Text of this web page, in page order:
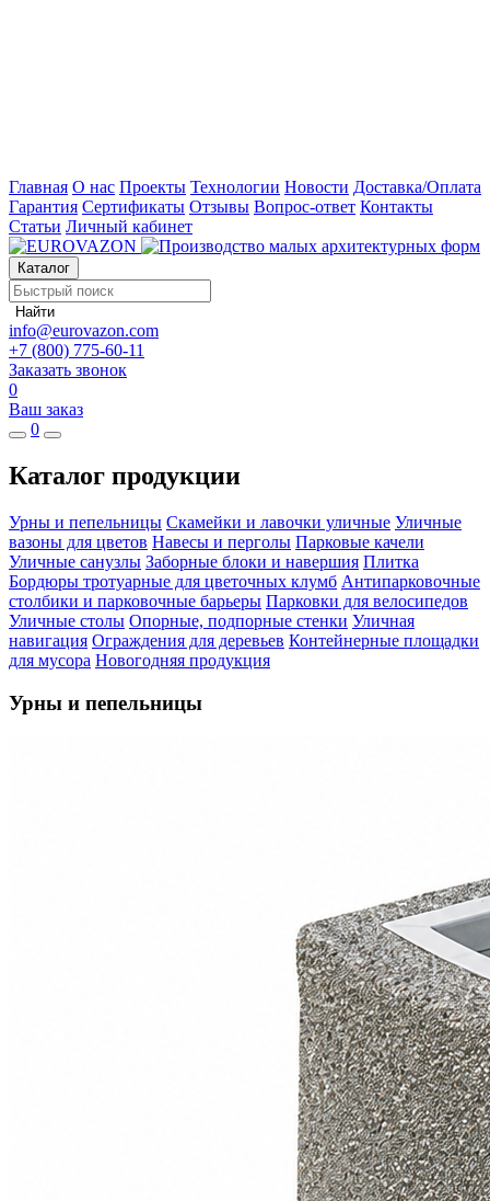
Главная О нас Проекты Технологии Новости Доставка/Оплата
Гарантия Сертификаты Отзывы Вопрос-ответ Контакты
Статьи Личный кабинет
Каталог
Найти
info@eurovazon.com
+7 (800) 775-60-11
Заказать звонок
0
Ваш заказ
0
Каталог продукции
Урны и пепельницы Скамейки и лавочки уличные Уличные
вазоны для цветов Навесы и перголы Парковые качели
Уличные санузлы Заборные блоки и навершия Плитка
Бордюры тротуарные для цветочных клумб Антипарковочные
столбики и парковочные барьеры Парковки для велосипедов
Уличные столы Опорные, подпорные стенки Уличная
навигация Ограждения для деревьев Контейнерные площадки
для мусора Новогодняя продукция
Урны и пепельницы